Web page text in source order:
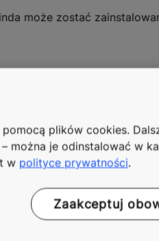
może zostać
plików cookies.
można je odinstalować w
w polityce prywatności.
Zaakceptuj